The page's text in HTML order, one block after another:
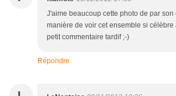
J'aime beaucoup cette photo de par
manière de voir cet ensemble si célèbre
petit commentaire tardif ;-)
Répondre